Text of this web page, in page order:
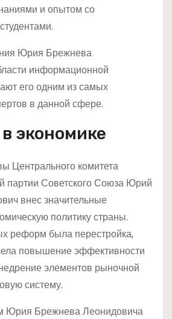
и опытом со
Юрия Брежнева
информационной
его одним из самых
в данной сфере.
экономике
Центрального комитета
партии Советского Союза Юрий
внес значительные
политику страны.
реформ была перестройка,
повышение эффективности
элементов рыночной
систему.
Юрия Брежнева Леонидовича